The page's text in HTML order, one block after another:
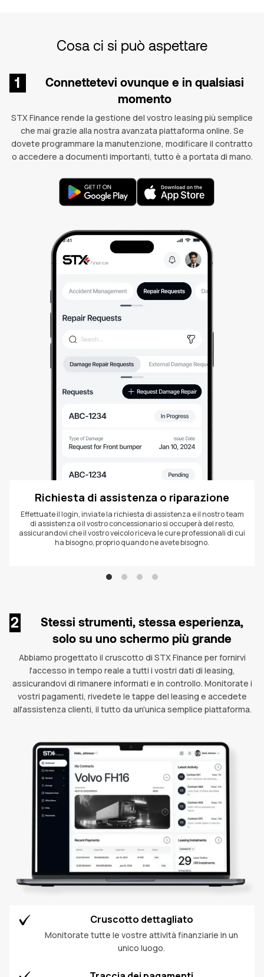
Cosa ci si può aspettare
1
Connettetevi ovunque e in qualsiasi
momento
STX Finance rende la gestione del vostro leasing più semplice
che mai grazie alla nostra avanzata piattaforma online. Se
dovete programmare la manutenzione, modificare il contratto
o accedere a documenti importanti, tutto è a portata di mano.
Richiesta di assistenza o riparazione
Effettuate il login, inviate la richiesta di assistenza e il nostro team
di assistenza o il vostro concessionario si occuperà del resto,
assicurandovi che il vostro veicolo riceva le cure professionali di cui
ha bisogno, proprio quando ne avete bisogno.
2
Stessi strumenti, stessa esperienza,
solo su uno schermo più grande
Abbiamo progettato il cruscotto di STX Finance per fornirvi
l'accesso in tempo reale a tutti i vostri dati di leasing,
assicurandovi di rimanere informati e in controllo. Monitorate i
vostri pagamenti, rivedete le tappe del leasing e accedete
all'assistenza clienti, il tutto da un'unica semplice piattaforma.
Cruscotto dettagliato
Monitorate tutte le vostre attività finanziarie in un
unico luogo.